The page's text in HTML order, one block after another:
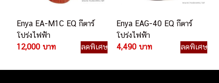
Enya EA-M1C EQ กีตาร์
โปร่งไฟฟ้า
12,000 บาท
ลดพิเศษ
Enya EAG-40 EQ กีตาร์
โปร่งไฟฟ้า
4,490 บาท
ลดพิเศษ